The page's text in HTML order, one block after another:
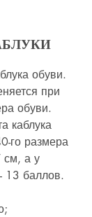
обуви.
при
обуви.
каблука
го размера
см, а у
13 баллов.